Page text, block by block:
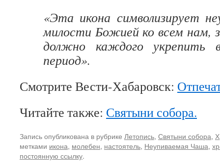
«Эта икона символизирует
милости Божией ко всем нам,
должно каждого
период».
Смотрите Вести-Хабаровск:
Читайте также: Святыни собора.
Запись опубликована в рубрике Летопись, Святыни собора,
метками икона, молебен, настоятель, Неупиваемая Чаша,
постоянную ссылку.